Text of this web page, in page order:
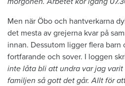
Men när Öbo och hantverkarna
det mesta av grejerna kvar på
innan. Dessutom ligger flera barn
fortfarande och sover. I loggen
inte låta bli att undra var jag
familjen så gott det går. Allt för